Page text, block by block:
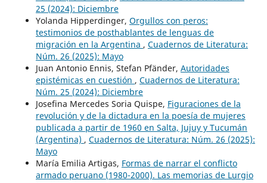
25 (2024): Diciembre
Yolanda Hipperdinger, Orgullos con peros:
testimonios de posthablantes de lenguas de
migración en la Argentina , Cuadernos de Literatura:
Núm. 26 (2025): Mayo
Juan Antonio Ennis, Stefan Pfänder, Autoridades
epistémicas en cuestión , Cuadernos de Literatura:
Núm. 25 (2024): Diciembre
Josefina Mercedes Soria Quispe, Figuraciones de la
revolución y de la dictadura en la poesía de mujeres
publicada a partir de 1960 en Salta, Jujuy y Tucumán
(Argentina) , Cuadernos de Literatura: Núm. 26 (2025):
Mayo
María Emilia Artigas, Formas de narrar el conflicto
armado peruano (1980-2000). Las memorias de Lurgio